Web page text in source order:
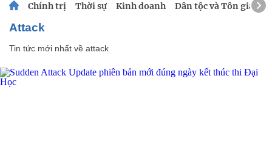
Chính trị Thời sự Kinh doanh Dân tộc và Tôn giáo
attack
Tin tức mới nhất về attack